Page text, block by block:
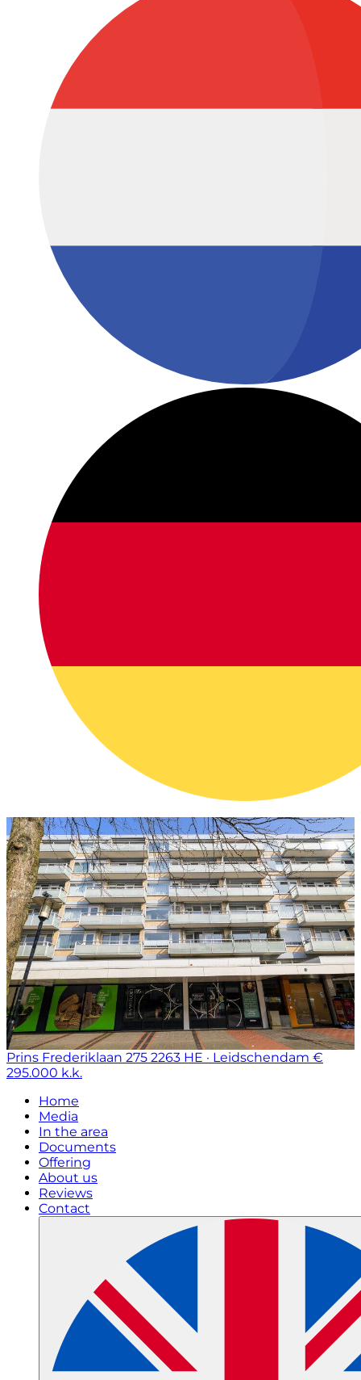
Prins Frederiklaan 275 2263 HE · Leidschendam €
295.000 k.k.
Home
Media
In the area
Documents
Offering
About us
Reviews
Contact